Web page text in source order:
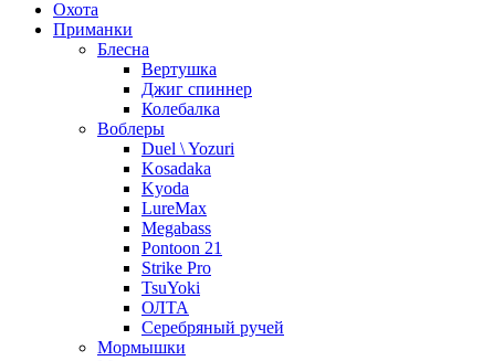
Охота
Приманки
Блесна
Вертушка
Джиг спиннер
Колебалка
Воблеры
Duel \ Yozuri
Kosadaka
Kyoda
LureMax
Megabass
Pontoon 21
Strike Pro
TsuYoki
ОЛТА
Серебряный ручей
Мормышки